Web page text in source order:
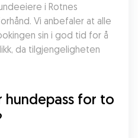
i Rotnes
Vi anbefaler at alle
sin i god tid for å
da tilgjengeligheten
hundepass for to